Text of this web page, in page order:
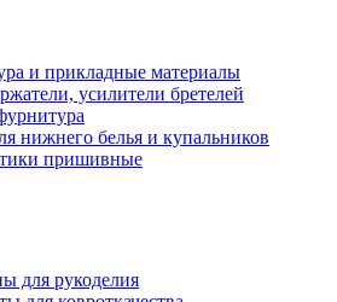
и прикладные материалы
усилители бретелей
нижнего белья и купальников
пришивные
для рукоделия